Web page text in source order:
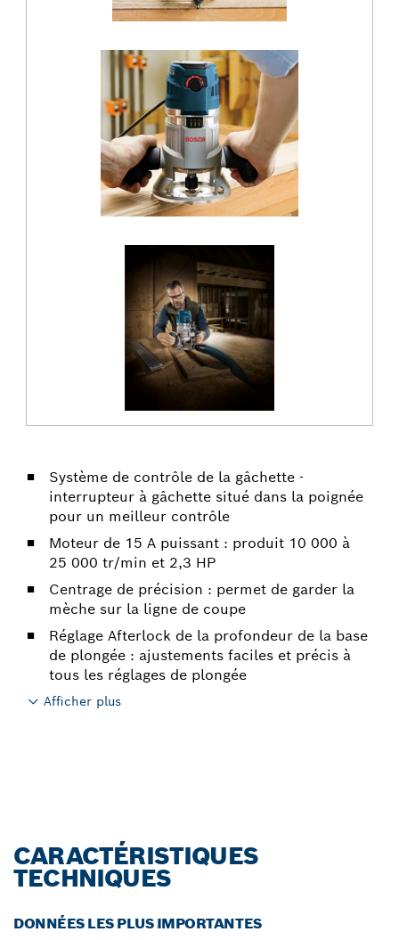
Système de contrôle de la gâchette -
interrupteur à gâchette situé dans la poignée
pour un meilleur contrôle
Moteur de 15 A puissant : produit 10 000 à
25 000 tr/min et 2,3 HP
Centrage de précision : permet de garder la
mèche sur la ligne de coupe
Réglage Afterlock de la profondeur de la base
de plongée : ajustements faciles et précis à
tous les réglages de plongée
Afficher plus
CARACTÉRISTIQUES
TECHNIQUES
DONNÉES LES PLUS IMPORTANTES